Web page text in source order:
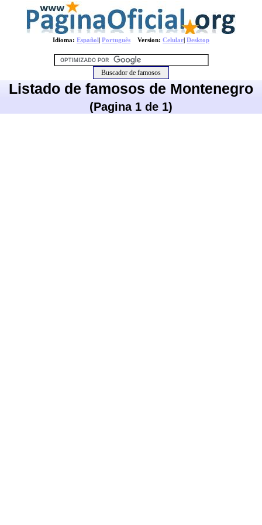
Idioma: Español| Português Version: Celular| Desktop
Listado de famosos de Montenegro
(Pagina 1 de 1)